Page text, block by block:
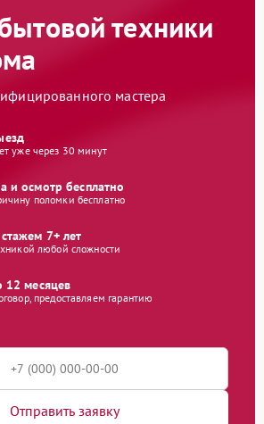
техники
мастера
уже через 30 минут
и осмотр бесплатно
поломки бесплатно
7+ лет
любой сложности
12 месяцев
предоставляем гарантию
Отправить заявку